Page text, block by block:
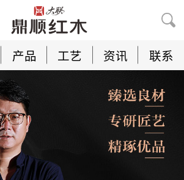
产品 工艺 资讯 联系